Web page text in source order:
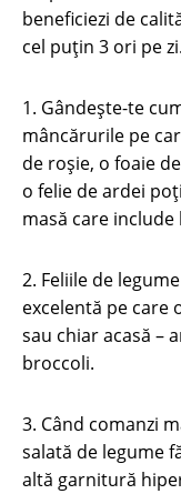
beneficiezi de
cel puţin 3 ori pe zi.
1. Gândeşte-te
mâncărurile pe
de roşie, o foaie
o felie de ardei
masă care include
2. Feliile de
excelentă pe care
sau chiar acasă –
broccoli.
3. Când comanzi
salată de legume
altă garnitură